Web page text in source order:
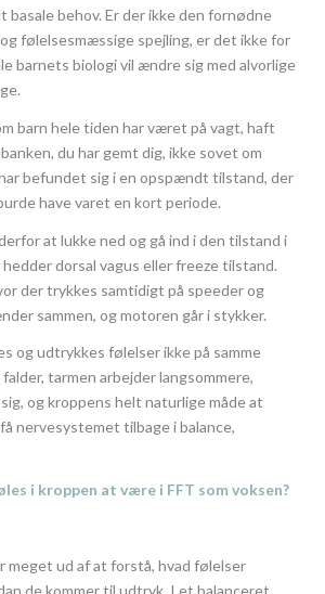
basale behov. Er der ikke den fornødne
følelsesmæssige spejling, er det ikke for
barnets biologi vil ændre sig med alvorlige
barn hele tiden har været på vagt, haft
du har gemt dig, ikke sovet om
befundet sig i en opspændt tilstand, der
have varet en kort periode.
at lukke ned og gå ind i den tilstand i
dorsal vagus eller freeze tilstand.
der trykkes samtidigt på speeder og
sammen, og motoren går i stykker.
og udtrykkes følelser ikke på samme
tarmen arbejder langsommere,
og kroppens helt naturlige måde at
nervesystemet tilbage i balance,
i kroppen at være i FFT som voksen?
meget ud af at forstå, hvad følelser